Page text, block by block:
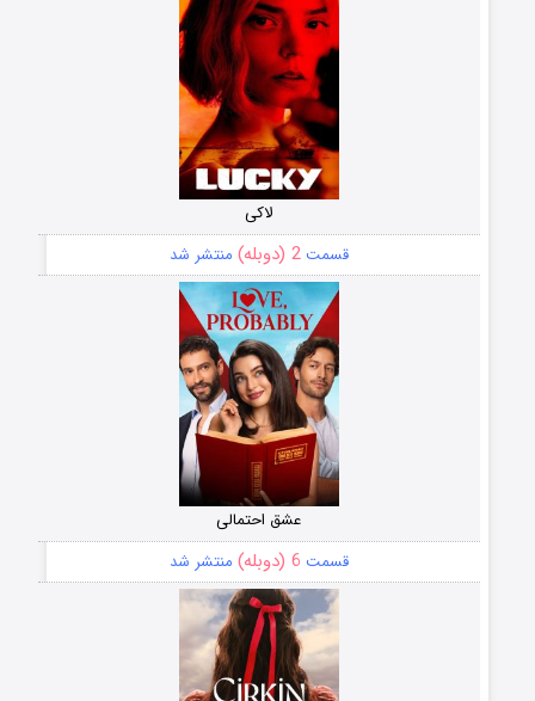
لاکی
قسمت2 (دوبله) منتشر شد
عشق احتمالی
قسمت 6 (دوبله) منتشر شد